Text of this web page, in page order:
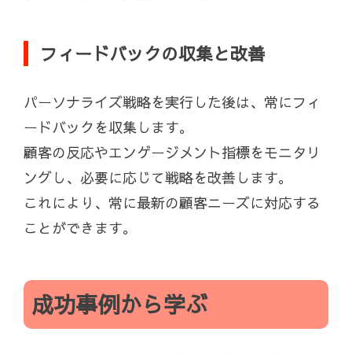
フィードバックの収集と改善
パーソナライズ戦略を実行した後は、常にフィ
ードバックを収集します。
顧客の反応やエンゲージメント指標をモニタリ
ングし、必要に応じて戦略を改善します。
これにより、常に最新の顧客ニーズに対応する
ことができます。
成功事例から学ぶ